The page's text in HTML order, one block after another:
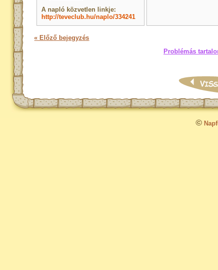
A napló közvetlen linkje:
http://teveclub.hu/naplo/334241
« Előző bejegyzés
Problémás
©